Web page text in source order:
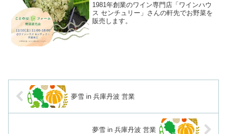
1981年創業のワイン専門店「ワインハウ
ス センチュリー」さんの軒先でお野菜を
販売します。
夢雪 in 兵庫丹波 営業
夢雪 in 兵庫丹波 営業